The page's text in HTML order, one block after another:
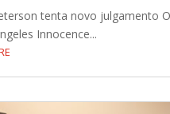
tenta novo julgamento
Innocence...